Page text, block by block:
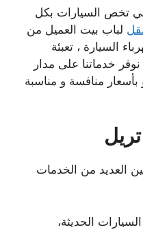
تخص السيارات بكل
لباب بيت العميل من
السيارة ، تعبئة
نوفر خدماتنا على مدار
بأسعار منافسة و مناسبة
العديد من الخدمات
الحديثة،